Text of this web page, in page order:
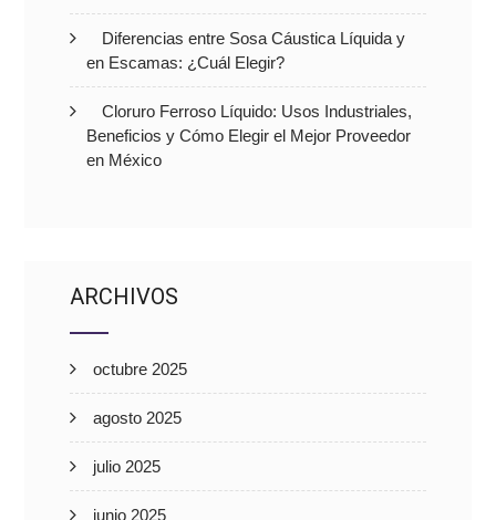
Diferencias entre Sosa Cáustica Líquida y
en Escamas: ¿Cuál Elegir?
Cloruro Ferroso Líquido: Usos Industriales,
Beneficios y Cómo Elegir el Mejor Proveedor
en México
ARCHIVOS
octubre 2025
agosto 2025
julio 2025
junio 2025